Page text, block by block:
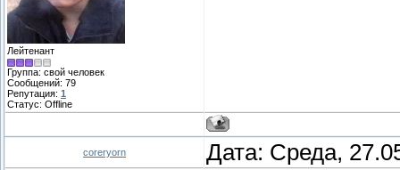
Лейтенант
Группа: свой человек
Сообщений: 79
Репутация: 1
Статус: Offline
coreryorn Дата: Среда,